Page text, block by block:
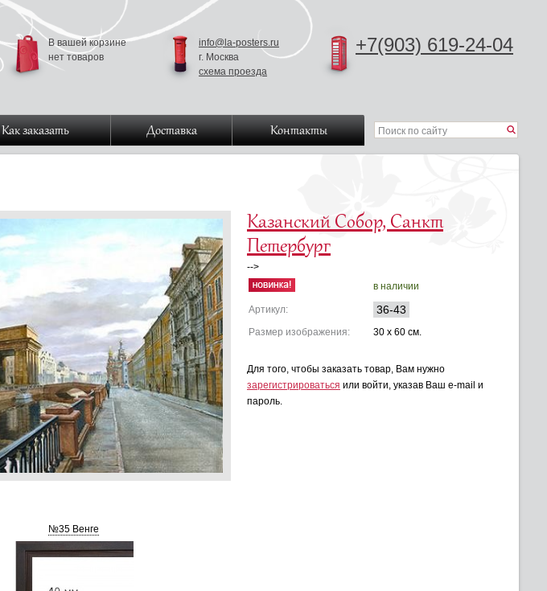
+7(903) 619-24-04
info@la-posters.ru
г. Москва
схема проезда
В вашей корзине
нет товаров
Как заказать Доставка Контакты
Казанский Собор, Санкт
Петербург
-->
в наличии
Артикул: 36-43
Размер изображения: 30 x 60 см.
Для того, чтобы заказать товар, Вам нужно
зарегистрироваться или войти, указав Ваш e-mail и
пароль.
№35 Венге